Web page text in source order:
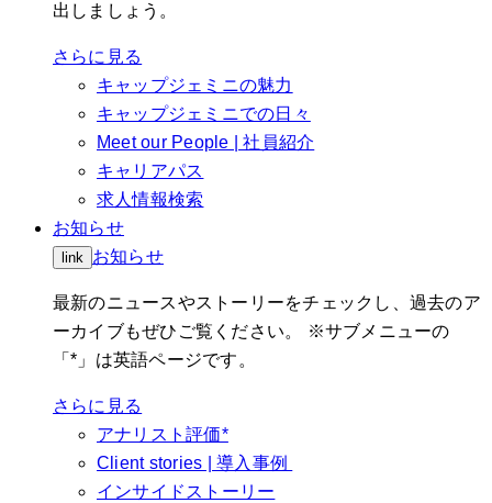
出しましょう。
さらに見る
キャップジェミニの魅力
キャップジェミニでの日々
Meet our People | 社員紹介
キャリアパス
求人情報検索
お知らせ
link お知らせ
最新のニュースやストーリーをチェックし、過去のア
ーカイブもぜひご覧ください。 ※サブメニューの
「*」は英語ページです。
さらに見る
アナリスト評価*
Client stories | 導入事例
インサイドストーリー